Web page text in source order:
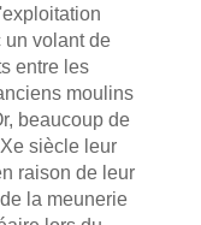
un volant de
entre les
moulins
beaucoup de
siècle leur
raison de leur
la meunerie